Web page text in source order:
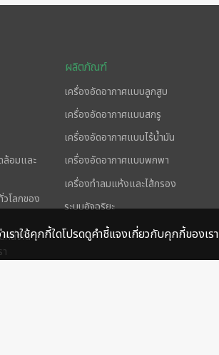
ล้อมและ
โลกของ
หนึ่งใน
ผลิตภัณฑ์
เครื่องอัดอากาศแบบลูกสูบ
เครื่องอัดอากาศแบบสกรู
เครื่องอัดอากาศแบบไร้น้ำมัน
เครื่องอัดอากาศแบบพกพา
เครื่องทำลมแห้งและไส้กรอง
ระบบอัจฉริยะ
าใช้คุกกี้ใดโปรดดูคำชี้แจงเกี่ยวกับคุกกี้ของเรา